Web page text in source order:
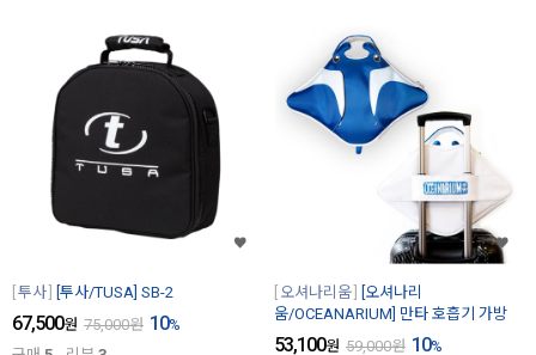
투사 [투사/TUSA] SB-2
67,500원 75,000원 10%
오셔나리움
[오셔나리
움/OCEANARIUM] 만타 호흡기 가방
53,100원 59,000원 10%